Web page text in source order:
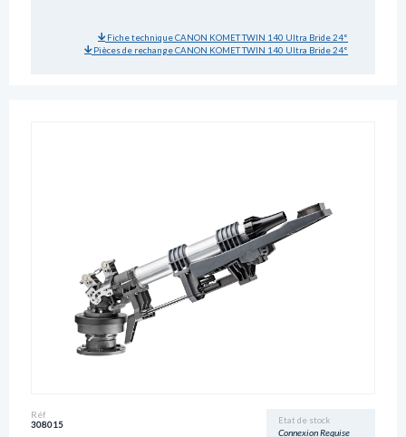
Fiche technique CANON KOMET TWIN 140 Ultra Bride 24°
Pièces de rechange CANON KOMET TWIN 140 Ultra Bride 24°
Etat de stock
Connexion Requise
Réf
308015